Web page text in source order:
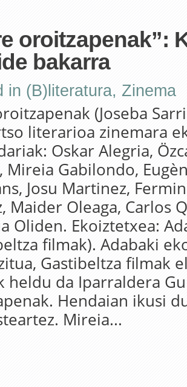
oroitzapenak”:
bakarra
in (B)literatura, Zinema
(Joseba
literarioa zinemara
Oskar Alegria,
Mireia Gabilondo,
Josu Martinez,
Maider Oleaga, Carlos
Oliden. Ekoiztetxea:
filmak). Adabaki
Gastibeltza filmak
heldu da Iparraldera
Hendaian ikusi
Mireia...